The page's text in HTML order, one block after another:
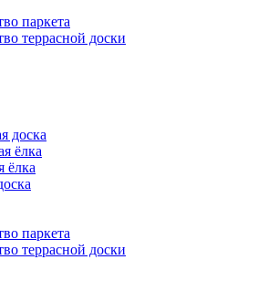
паркета
террасной доски
доска
ёлка
ёлка
паркета
террасной доски